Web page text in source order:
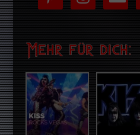
stripe
Mehr für dich: